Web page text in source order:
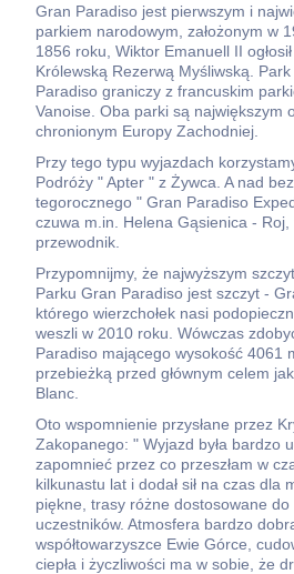
Gran Paradiso jest pierwszym i
parkiem narodowym, założonym w
1856 roku, Wiktor Emanuell II
Królewską Rezerwą Myśliwską.
Paradiso graniczy z francuskim
Vanoise. Oba parki są największym
chronionym Europy Zachodniej.
Przy tego typu wyjazdach
Podróży " Apter " z Żywca. A nad
tegorocznego " Gran Paradiso
czuwa m.in. Helena Gąsienica -
przewodnik.
Przypomnijmy, że najwyższym
Parku Gran Paradiso jest szczyt -
którego wierzchołek nasi
weszli w 2010 roku. Wówczas
Paradiso mającego wysokość 4061
przebieżką przed głównym celem
Blanc.
Oto wspomnienie przysłane przez
Zakopanego: " Wyjazd była bardzo
zapomnieć przez co przeszłam w
kilkunastu lat i dodał sił na czas dla
piękne, trasy różne dostosowane do
uczestników. Atmosfera bardzo
współtowarzyszce Ewie Górce,
ciepła i życzliwości ma w sobie, że